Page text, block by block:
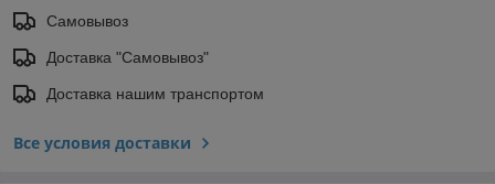
Самовывоз
Доставка "Самовывоз"
Доставка нашим транспортом
Все условия доставки